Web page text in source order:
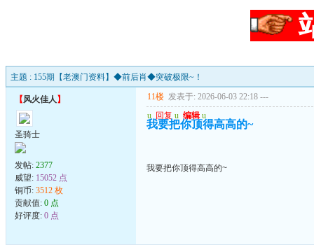
主题 : 155期【老澳门资料】◆前后肖◆突破极限~！
【风火佳人 】
圣骑士
发帖: 2377
威望: 15052 点
铜币: 3512 枚
贡献值: 0 点
好评度: 0 点
11楼 发表于: 2026-06-03 22:18 ---
u 回复 u 编辑 u
我要把你顶得高高的~
我要把你顶得高高的~